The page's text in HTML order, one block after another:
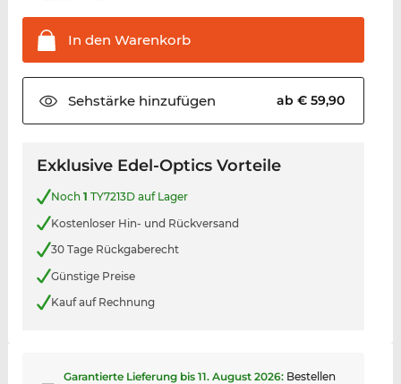
In den Warenkorb
Sehstärkehinzufügen ab € 59,90
Exklusive Edel-Optics Vorteile
Noch 1 TY7213D auf Lager
Kostenloser Hin- und Rückversand
30 Tage Rückgaberecht
Günstige Preise
Kauf auf Rechnung
Garantierte Lieferung bis 11. August 2026: Bestellen